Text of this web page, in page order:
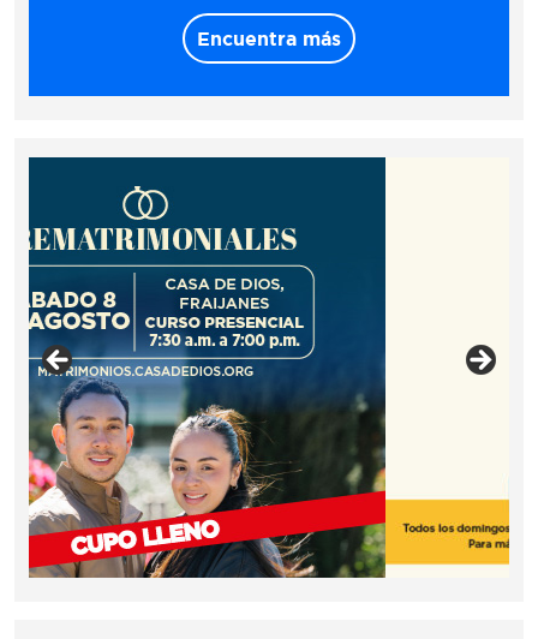
Encuentra más